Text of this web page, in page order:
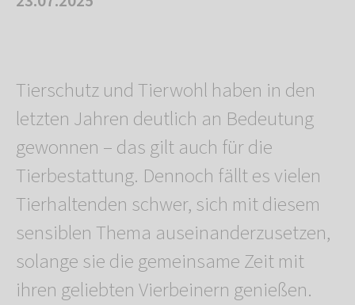
Tierschutz und Tierwohl haben in den
letzten Jahren deutlich an Bedeutung
gewonnen – das gilt auch für die
Tierbestattung. Dennoch fällt es vielen
Tierhaltenden schwer, sich mit diesem
sensiblen Thema auseinanderzusetzen,
solange sie die gemeinsame Zeit mit
ihren geliebten Vierbeinern genießen.